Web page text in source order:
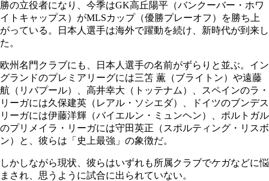
勝の立役者になり、今季はGK高丘陽平（バンクーバー・ホワ
イトキャップス）がMLSカップ（優勝プレーオフ）を勝ち上
がっている。日本人選手は海外で躍動を続け、新時代が到来し
た。
欧州名門クラブにも、日本人選手の名前がずらりと並ぶ。イン
グランドのプレミアリーグには三笘 薫（ブライトン）や遠藤
航（リバプール）、高井幸大（トッテナム）、スペインのラ・
リーガには久保建英（レアル・ソシエダ）、ドイツのブンデス
リーガには伊藤洋輝（バイエルン・ミュンヘン）、ポルトガル
のプリメイラ・リーガには守田英正（スポルティング・リスボ
ン）と、彼らは「史上最強」の象徴だ。
しかしながら現状、彼らはいずれも所属クラブでケガなどに悩
まされ、思うように試合に出られていない。